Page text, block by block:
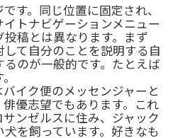
す。同じ位置に固定され、
トナビゲーションメニュー
稿とは異なります。まず
て自分のことを説明する自
のが一般的です。たとえば
イク便のメッセンジャーと
優志望でもあります。これ
ンゼルスに住み、ジャック
を飼っています。好きなも